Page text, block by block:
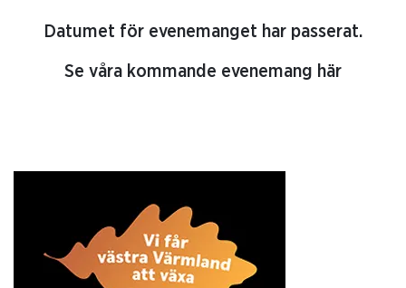
Datumet för evenemanget har passerat.
Se våra kommande evenemang här